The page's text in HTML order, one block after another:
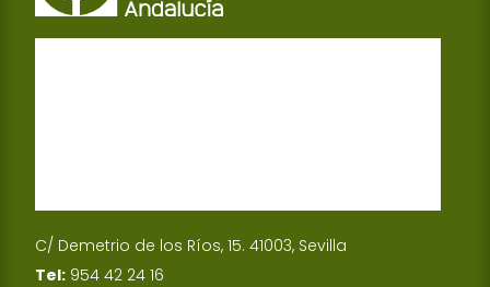
C/ Demetrio de los Ríos, 15. 41003, Sevilla
Tel: 954 42 24 16